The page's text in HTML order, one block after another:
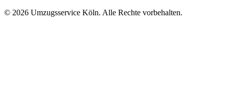
© 2026 Umzugsservice Köln. Alle Rechte vorbehalten.